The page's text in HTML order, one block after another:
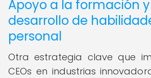
Apoyo a la formación
desarrollo de
personal
Otra estrategia clave que
CEOs en industrias